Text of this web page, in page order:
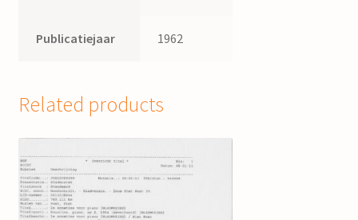
Publicatiejaar 1962
Related products